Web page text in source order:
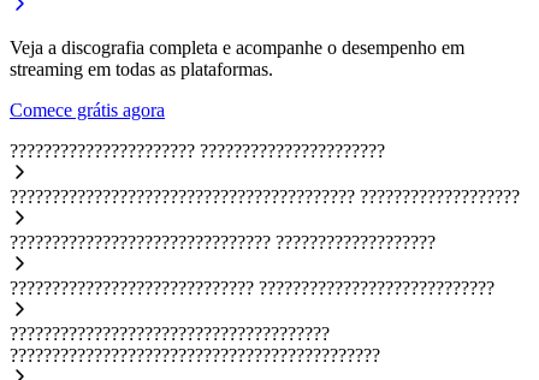
Veja a discografia completa e acompanhe o desempenho em
streaming em todas as plataformas.
Comece grátis agora
?????????????????????? ??????????????????????
????????????????????????????????????????? ???????????????????
??????????????????????????????? ???????????????????
????????????????????????????? ????????????????????????????
??????????????????????????????????????
????????????????????????????????????????????